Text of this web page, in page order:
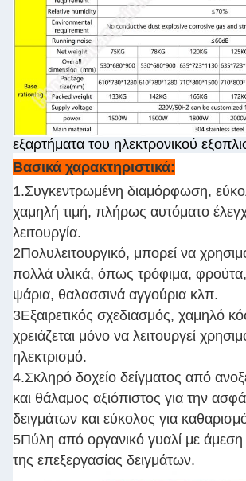
εξαρτήματα του ηλεκτρονικού
Βασικά χαρακτηριστικά:
1.Συγκεντρωμένη διαμόρφωση,
χαμηλή τιμή, πλήρως αυτόματο
λειτουργία.
2Πολυλειτουργικό, μπορεί να
πολλά υλικά, όπως τρόφιμα,
ψάρια, θαλασσινά αγγούρια κλπ.
3Εξαιρετικός σχεδιασμός, χαμηλό
χρειάζεται μόνο να λειτουργεί
ηλεκτρισμό.
4.Σκληρό δοχείο δείγματος από
και θάλαμος αξιόπιστος για την
δειγμάτων και εύκολος για
5Πύλη από οργανικό γυαλί με
της επεξεργασίας δειγμάτων.